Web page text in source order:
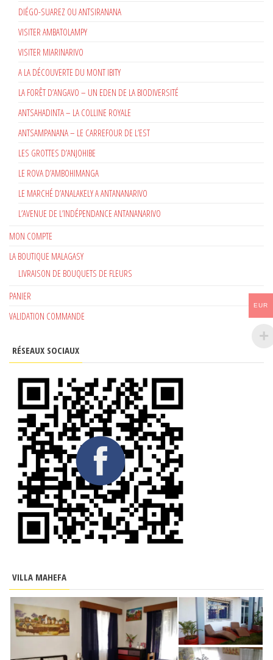
DIÉGO-SUAREZ OU ANTSIRANANA
VISITER AMBATOLAMPY
VISITER MIARINARIVO
A LA DÉCOUVERTE DU MONT IBITY
LA FORÊT D’ANGAVO – UN EDEN DE LA BIODIVERSITÉ
ANTSAHADINTA – LA COLLINE ROYALE
ANTSAMPANANA – LE CARREFOUR DE L’EST
LES GROTTES D’ANJOHIBE
LE ROVA D’AMBOHIMANGA
LE MARCHÉ D’ANALAKELY A ANTANANARIVO
L’AVENUE DE L’INDÉPENDANCE ANTANANARIVO
MON COMPTE
LA BOUTIQUE MALAGASY
LIVRAISON DE BOUQUETS DE FLEURS
PANIER
VALIDATION COMMANDE
RÉSEAUX SOCIAUX
VILLA MAHEFA
EUR